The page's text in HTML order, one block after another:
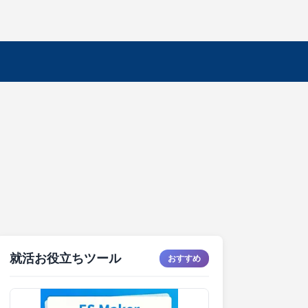
就活お役立ちツール おすすめ